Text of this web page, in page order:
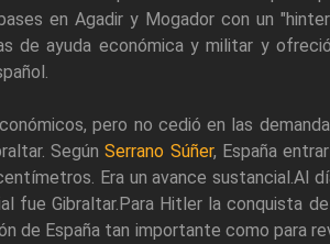
en Agadir y Mogador con un
de ayuda económica y militar y
pero no cedió en las
SegúnSerrano Súñer, España
Era un avance sustancial.Al
fue Gibraltar.Para Hitler la conquista
de España tan importante como para